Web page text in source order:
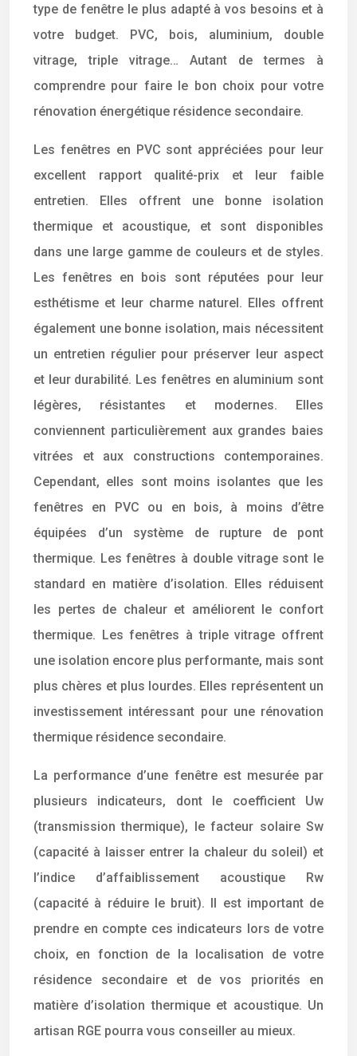
type de fenêtre le plus adapté à vos besoins et à
votre budget. PVC, bois, aluminium, double
vitrage, triple vitrage… Autant de termes à
comprendre pour faire le bon choix pour votre
rénovation énergétique résidence secondaire.
Les fenêtres en PVC sont appréciées pour leur
excellent rapport qualité-prix et leur faible
entretien. Elles offrent une bonne isolation
thermique et acoustique, et sont disponibles
dans une large gamme de couleurs et de styles.
Les fenêtres en bois sont réputées pour leur
esthétisme et leur charme naturel. Elles offrent
également une bonne isolation, mais nécessitent
un entretien régulier pour préserver leur aspect
et leur durabilité. Les fenêtres en aluminium sont
légères, résistantes et modernes. Elles
conviennent particulièrement aux grandes baies
vitrées et aux constructions contemporaines.
Cependant, elles sont moins isolantes que les
fenêtres en PVC ou en bois, à moins d’être
équipées d’un système de rupture de pont
thermique. Les fenêtres à double vitrage sont le
standard en matière d’isolation. Elles réduisent
les pertes de chaleur et améliorent le confort
thermique. Les fenêtres à triple vitrage offrent
une isolation encore plus performante, mais sont
plus chères et plus lourdes. Elles représentent un
investissement intéressant pour une rénovation
thermique résidence secondaire.
La performance d’une fenêtre est mesurée par
plusieurs indicateurs, dont le coefficient Uw
(transmission thermique), le facteur solaire Sw
(capacité à laisser entrer la chaleur du soleil) et
l’indice d’affaiblissement acoustique Rw
(capacité à réduire le bruit). Il est important de
prendre en compte ces indicateurs lors de votre
choix, en fonction de la localisation de votre
résidence secondaire et de vos priorités en
matière d’isolation thermique et acoustique. Un
artisan RGE pourra vous conseiller au mieux.